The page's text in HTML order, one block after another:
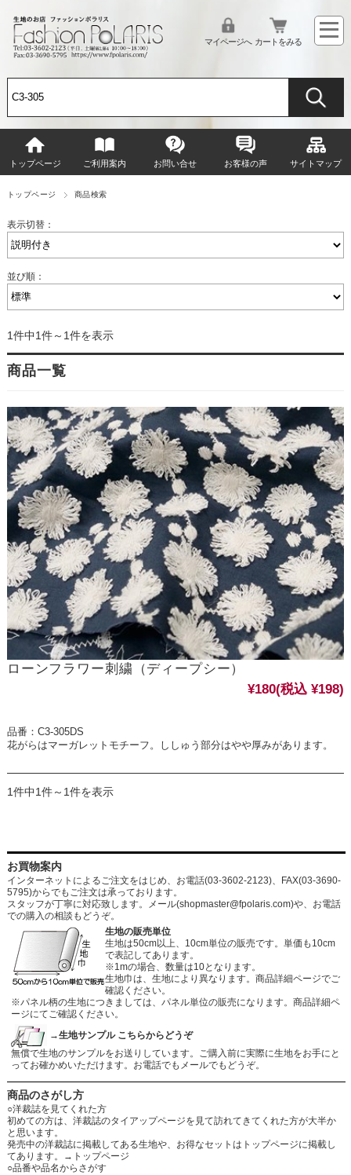
マイページへ カートをみる
トップページ ご利用案内 お問い合せ お客様の声 サイトマップ
トップページ 商品検索
表示切替：
並び順：
1件中1件～1件を表示
商品一覧
ローンフラワー刺繍（ディープシー）
¥180(税込 ¥198)
品番：C3-305DS
花がらはマーガレットモチーフ。ししゅう部分はやや厚みがあります。
1件中1件～1件を表示
お買物案内
インターネットによるご注文をはじめ、お電話(03-3602-2123)、FAX(03-3690-
5795)からでもご注文は承っております。
スタッフが丁寧に対応致します。メール(shopmaster@fpolaris.com)や、お電話
での購入の相談もどうぞ。
生地の販売単位
生地は50cm以上、10cm単位の販売です。単価も10cm
で表記してあります。
※1mの場合、数量は10となります。
生地巾は、生地により異なります。商品詳細ページでご
確認ください。
※パネル柄の生地につきましては、パネル単位の販売になります。商品詳細ペ
ージにてご確認ください。
→生地サンプル こちらからどうぞ
無償で生地のサンプルをお送りしています。ご購入前に実際に生地をお手にと
ってお確かめいただけます。お電話でもメールでもどうぞ。
商品のさがし方
○洋裁誌を見てくれた方
初めての方は、洋裁誌のタイアップページを見て訪れてきてくれた方が大半か
と思います。
発売中の洋裁誌に掲載してある生地や、お得なセットはトップページに掲載し
てあります。
→トップページ
○品番や品名からさがす